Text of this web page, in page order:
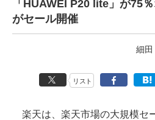
「HUAWEI P20 lite」が75
がセール開催
細田
リスト
楽天は、楽天市場の大規模セ